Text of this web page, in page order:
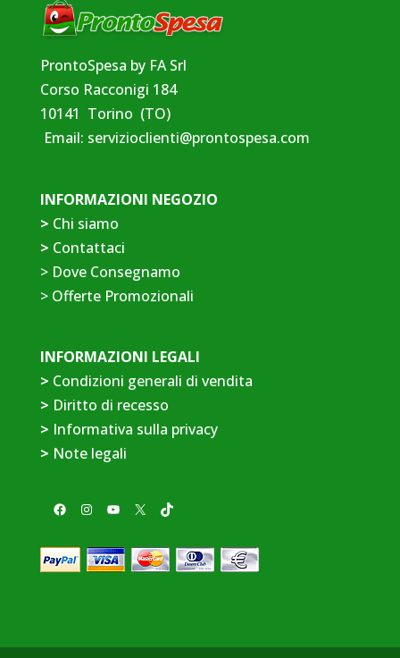
ProntoSpesa by FA Srl
Corso Racconigi 184
10141 Torino (TO)
Email: servizioclienti@prontospesa.com
INFORMAZIONI NEGOZIO
> Chi siamo
> Contattaci
> Dove Consegnamo
>Offerte Promozionali
INFORMAZIONI LEGALI
> Condizioni generali di vendita
> Diritto di recesso
> Informativa sulla privacy
> Note legali
Facebook
Instagram
YouTube
X TikTok